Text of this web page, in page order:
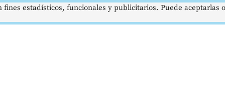
estadísticos, funcionales y publicitarios. Puede aceptarlas